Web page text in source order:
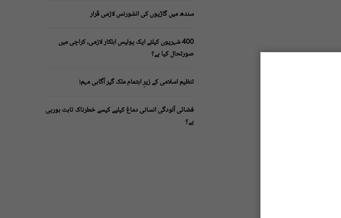
سندھ میں گاڑیوں کی انشورنس لازمی قرار
400 شہریوں کیلئے ایک پولیس اہلکار لازمی، کراچی میں
صورتحال کیا ہے؟
تنظیم اسلامی کے زیرِ اہتمام ملک گیر آگاہی مہم!
فضائی آلودگی انسانی دماغ کیلیے کیسے خطرناک ثابت ہورہی
ہے؟